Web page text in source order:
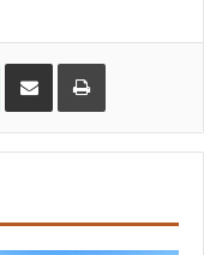
WhatsApp